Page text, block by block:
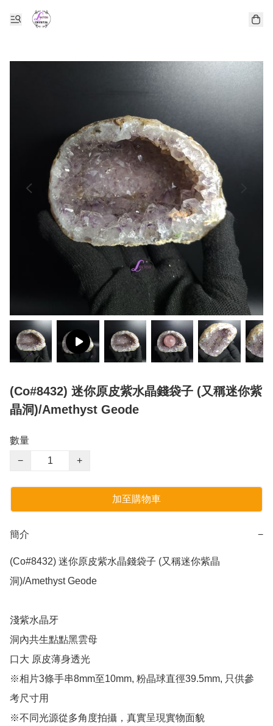
(Co#8432) 迷你原皮紫水晶錢袋子 (又稱迷你紫
晶洞)/Amethyst Geode
數量
−
+
加至購物車
簡介 −
(Co#8432) 迷你原皮紫水晶錢袋子 (又稱迷你紫晶
洞)/Amethyst Geode
淺紫水晶牙
洞內共生點點黑雲母
口大 原皮薄身透光
※相片3條手串8mm至10mm, 粉晶球直徑39.5mm, 只供參
考尺寸用
※不同光源從多角度拍攝，真實呈現實物面貌